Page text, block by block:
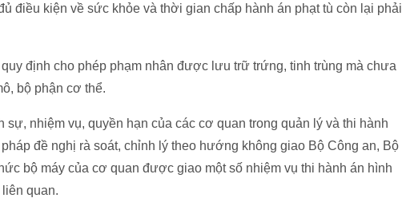
điều kiện về sức khỏe và thời gian chấp hành án phạt tù còn lại phải
định cho phép phạm nhân được lưu trữ trứng, tinh trùng mà chưa
bộ phận cơ thể.
sự, nhiệm vụ, quyền hạn của các cơ quan trong quản lý và thi hành
đề nghị rà soát, chỉnh lý theo hướng không giao Bộ Công an, Bộ
bộ máy của cơ quan được giao một số nhiệm vụ thi hành án hình
quan.